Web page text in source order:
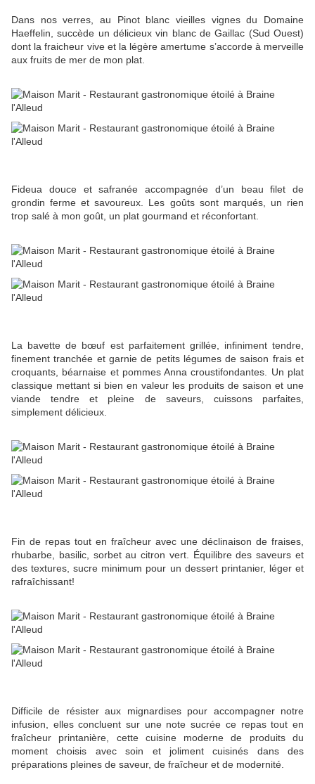
Dans nos verres, au Pinot blanc vieilles vignes du Domaine
Haeffelin, succède un délicieux vin blanc de Gaillac (Sud Ouest)
dont la fraicheur vive et la légère amertume s’accorde à merveille
aux fruits de mer de mon plat.
Fideua douce et safranée accompagnée d’un beau filet de
grondin ferme et savoureux. Les goûts sont marqués, un rien
trop salé à mon goût, un plat gourmand et réconfortant.
La bavette de bœuf est parfaitement grillée, infiniment tendre,
finement tranchée et garnie de petits légumes de saison frais et
croquants, béarnaise et pommes Anna croustifondantes. Un plat
classique mettant si bien en valeur les produits de saison et une
viande tendre et pleine de saveurs, cuissons parfaites,
simplement délicieux.
Fin de repas tout en fraîcheur avec une déclinaison de fraises,
rhubarbe, basilic, sorbet au citron vert. Équilibre des saveurs et
des textures, sucre minimum pour un dessert printanier, léger et
rafraîchissant!
Difficile de résister aux mignardises pour accompagner notre
infusion, elles concluent sur une note sucrée ce repas tout en
fraîcheur printanière, cette cuisine moderne de produits du
moment choisis avec soin et joliment cuisinés dans des
préparations pleines de saveur, de fraîcheur et de modernité.